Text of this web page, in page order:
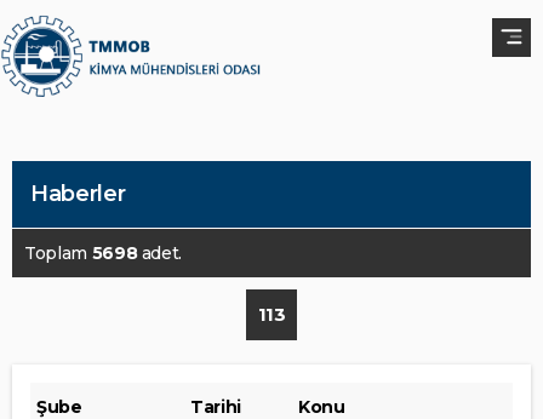
Haberler
Toplam 5698adet.
113
Şube Tarihi Konu